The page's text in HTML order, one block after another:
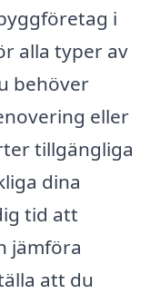
i
alla typer av
behöver
eller
tillgängliga
dina
tid att
jämföra
att du